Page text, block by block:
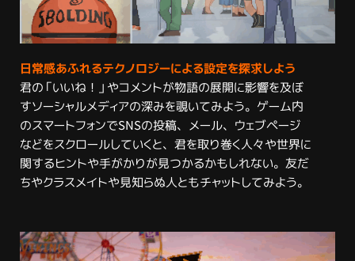
日常感あふれるテクノロジーによる設定を探求しよう
君の「いいね！」やコメントが物語の展開に影響を及ぼ
すソーシャルメディアの深みを覗いてみよう。ゲーム内
のスマートフォンでSNSの投稿、メール、ウェブページ
などをスクロールしていくと、君を取り巻く人々や世界に
関するヒントや手がかりが見つかるかもしれない。友だ
ちやクラスメイトや見知らぬ人ともチャットしてみよう。